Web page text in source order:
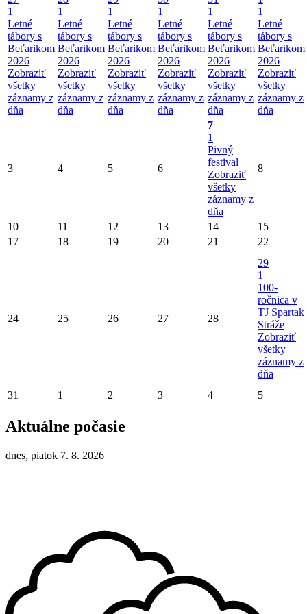
1
Letné
tábory s
Beťarikom
2026
Zobraziť
všetky
záznamy z
dňa
1
Letné
tábory s
Beťarikom
2026
Zobraziť
všetky
záznamy z
dňa
1
Letné
tábory s
Beťarikom
2026
Zobraziť
všetky
záznamy z
dňa
1
Letné
tábory s
Beťarikom
2026
Zobraziť
všetky
záznamy z
dňa
1
Letné
tábory s
Beťarikom
2026
Zobraziť
všetky
záznamy z
dňa
1
Letné
tábory s
Beťarikom
2026
Zobraziť
všetky
záznamy z
dňa
3 4 5 6
7
1
Pivný
festival
Zobraziť
všetky
záznamy z
dňa
8
10 11 12 13 14
15
17
18 19 20 21 22
24 25 26 27 28
29
1
100-
ročnica v
TJ Spartak
Stráže
Zobraziť
všetky
záznamy z
dňa
31
1 2 3 4 5
Aktuálne počasie
dnes, piatok 7. 8. 2026